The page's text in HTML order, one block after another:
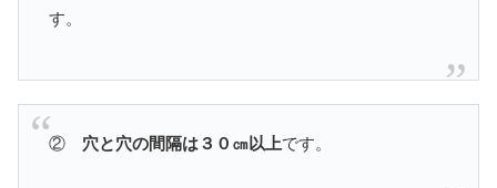
す。
② 穴と穴の間隔は３０㎝以上です。